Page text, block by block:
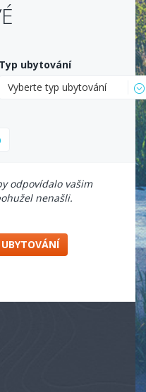
Typ ubytování
Vyberte typ ubytování
odpovídalo vašim
nenašli.